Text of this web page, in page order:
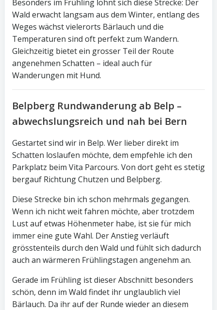
Besonders im Frühling lohnt sich diese Strecke: Der
Wald erwacht langsam aus dem Winter, entlang des
Weges wächst vielerorts Bärlauch und die
Temperaturen sind oft perfekt zum Wandern.
Gleichzeitig bietet ein grosser Teil der Route
angenehmen Schatten – ideal auch für
Wanderungen mit Hund.
Belpberg Rundwanderung ab Belp –
abwechslungsreich und nah bei Bern
Gestartet sind wir in Belp. Wer lieber direkt im
Schatten loslaufen möchte, dem empfehle ich den
Parkplatz beim Vita Parcours. Von dort geht es stetig
bergauf Richtung Chutzen und Belpberg.
Diese Strecke bin ich schon mehrmals gegangen.
Wenn ich nicht weit fahren möchte, aber trotzdem
Lust auf etwas Höhenmeter habe, ist sie für mich
immer eine gute Wahl. Der Anstieg verläuft
grösstenteils durch den Wald und fühlt sich dadurch
auch an wärmeren Frühlingstagen angenehm an.
Gerade im Frühling ist dieser Abschnitt besonders
schön, denn im Wald findet ihr unglaublich viel
Bärlauch. Da ihr auf der Runde wieder an diesem